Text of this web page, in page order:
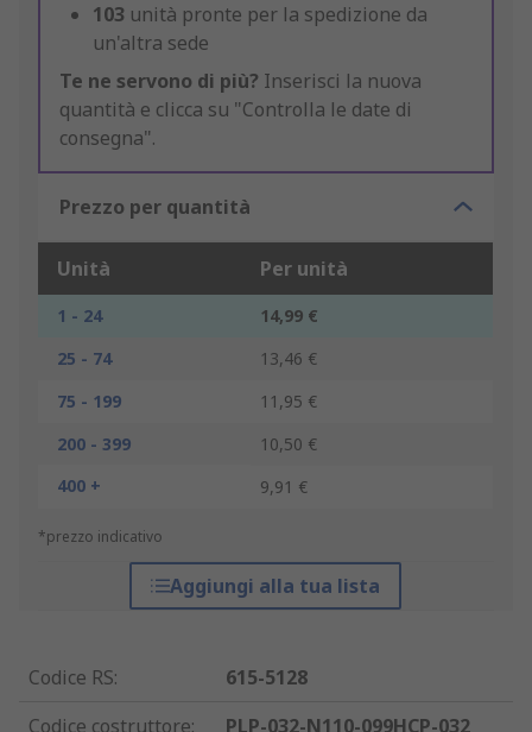
103 unità pronte per la spedizione da
un'altra sede
Te ne servono di più? Inserisci la nuova
quantità e clicca su "Controlla le date di
consegna".
Prezzo per quantità
Unità Per unità
1 - 24
14,99 €
25 - 74
13,46 €
75 - 199
11,95 €
200 - 399
10,50 €
400 +
9,91 €
*prezzo indicativo
Aggiungi alla tua lista
Codice RS:
615-5128
Codice costruttore:
PLP-032-N110-099HCP-032